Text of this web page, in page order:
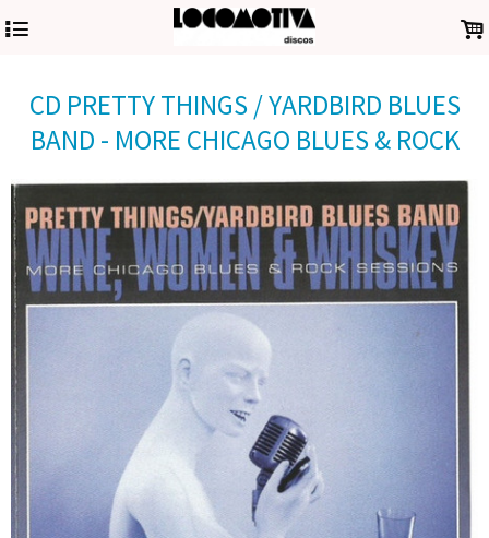
4 .
CD PRETTY THINGS / YARDBIRD BLUES
BAND - MORE CHICAGO BLUES & ROCK